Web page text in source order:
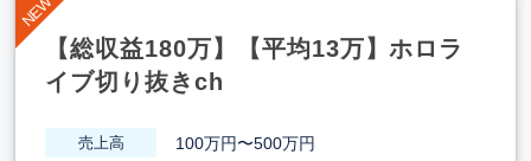
【総収益180万】【平均13万】ホロラ
イブ切り抜きch
売上高 100万円〜500万円